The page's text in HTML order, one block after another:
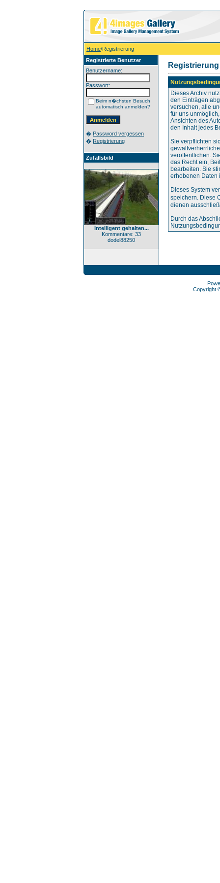
Home/Registrierung
Registrierte Benutzer
Benutzername:
Passwort:
Beim n�chsten Besuch
automatisch anmelden?
� Password vergessen
� Registrierung
Zufallsbild
Intelligent gehalten...
Kommentare: 33
dodel88250
Registrierung
Dieses Archiv
den Einträgen
versuchen, alle
für uns
Ansichten des
den Inhalt jedes
Sie verpflichten
veröffentlichen.
das Recht ein,
bearbeiten. Sie
erhobenen Daten
Dieses System
speichern. Diese
dienen
Durch das
Copyright